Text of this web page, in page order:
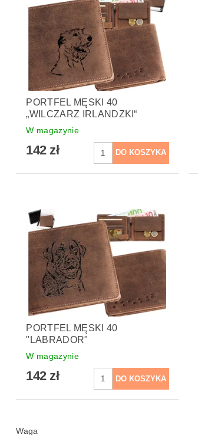
PORTFEL MĘSKI 40
„WILCZARZ IRLANDZKI“
W magazynie
142 zł
PORTFEL MĘSKI 40
"LABRADOR"
W magazynie
142 zł
Waga